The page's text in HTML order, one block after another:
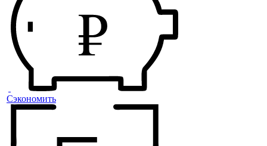
Сэкономить